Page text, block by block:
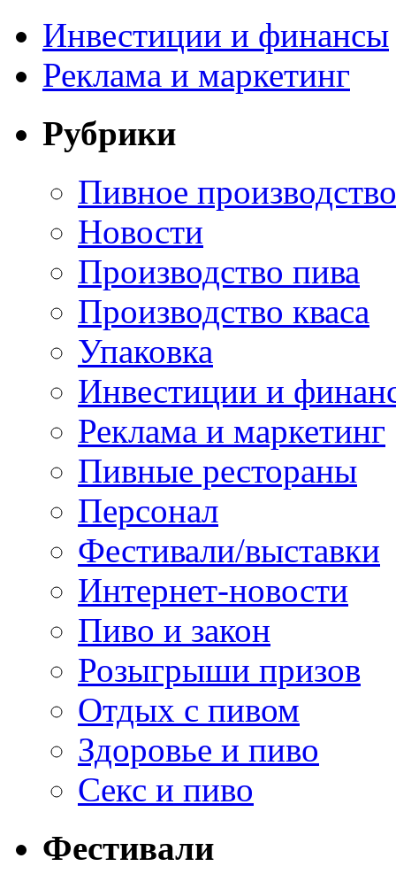
Инвестиции и финансы
Реклама и маркетинг
Рубрики
Пивное производство
Новости
Производство пива
Производство кваса
Упаковка
Инвестиции и
Реклама и маркетинг
Пивные рестораны
Персонал
Фестивали/выставки
Интернет-новости
Пиво и закон
Розыгрыши призов
Отдых с пивом
Здоровье и пиво
Секс и пиво
Фестивали